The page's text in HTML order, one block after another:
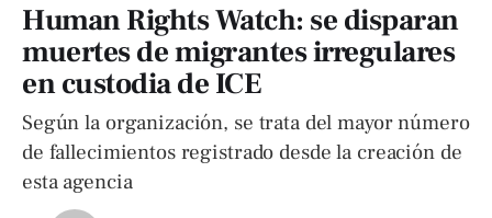
Human Rights Watch: se disparan
muertes de migrantes irregulares
en custodia de ICE
Según la organización, se trata del mayor número
de fallecimientos registrado desde la creación de
esta agencia